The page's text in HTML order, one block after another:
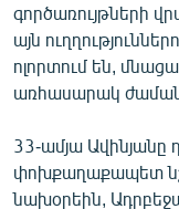
գործառույթների
այն
ոլորտում են,
առհասարակ
33-ամյա
փոխքաղաքապետ
նախօրեին,